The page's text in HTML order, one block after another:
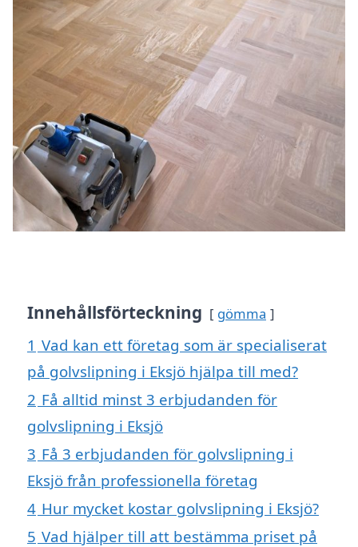
Innehållsförteckning gömma
1 Vad kan ett företag som är specialiserat
på golvslipning i Eksjö hjälpa till med?
2 Få alltid minst 3 erbjudanden för
golvslipning i Eksjö
3 Få 3 erbjudanden för golvslipning i
Eksjö från professionella företag
4 Hur mycket kostar golvslipning i Eksjö?
5 Vad hjälper till att bestämma priset på